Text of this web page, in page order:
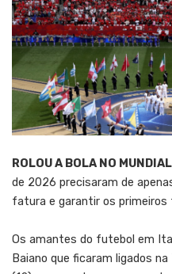
ROLOU A BOLA NO
de 2026 precisaram de
fatura e garantir os
Os amantes do futebol em
Baiano que ficaram ligados